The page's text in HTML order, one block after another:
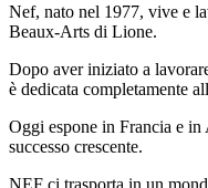
Nef, nato nel 1977, vive e
Beaux-Arts di Lione.
Dopo aver iniziato a
è dedicata completamente
Oggi espone in Francia e
successo crescente.
NEF ci trasporta in un